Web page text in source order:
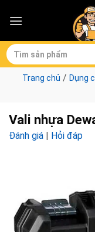
Tìm
kiếm:
Trang chủ / Dụng
Vali nhựa
Đánh giá | Hỏi đáp